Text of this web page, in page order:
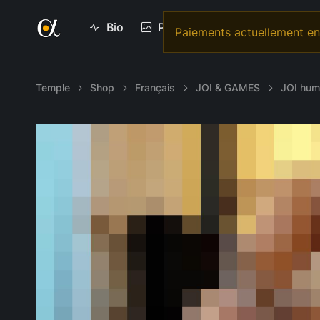
Paiements actuellement
Bio Photos Vidéos
Temple Shop Français JOI & GAMES JOI